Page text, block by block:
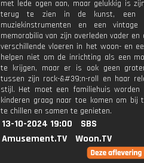
met lede ogen aan, maar gelukkig is
terug te zien in de kunst, een
muziekinstrumenten en een
memorabilia van zijn overleden vader en
verschillende vloeren in het woon- en
helpen niet om de inrichting als een
te krijgen, maar er is ook geen
tussen zijn rock-&#39;n-roll en haar
stijl. Het moet een familiehuis worden
kinderen graag naar toe komen om bij
te chillen en samen te genieten.
13-10-2024 19:00
SBS
Amusement.TV
Woon.TV